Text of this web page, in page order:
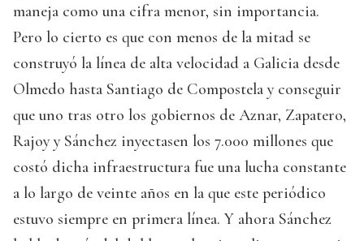
maneja como una cifra menor, sin importancia.
Pero lo cierto es que con menos de la mitad se
construyó la línea de alta velocidad a Galicia desde
Olmedo hasta Santiago de Compostela y conseguir
que uno tras otro los gobiernos de Aznar, Zapatero,
Rajoy y Sánchez inyectasen los 7.000 millones que
costó dicha infraestructura fue una lucha constante
a lo largo de veinte años en la que este periódico
estuvo siempre en primera línea. Y ahora Sánchez